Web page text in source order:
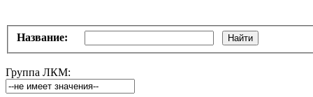
Название: Найти
Группа ЛКМ: